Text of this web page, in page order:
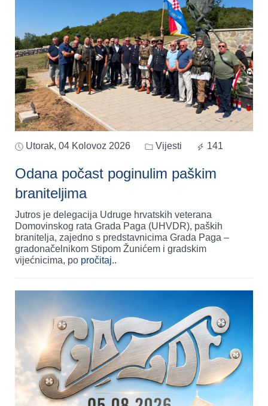
Utorak, 04 Kolovoz 2026 Vijesti 141
Odana počast poginulim paškim
braniteljima
Jutros je delegacija Udruge hrvatskih veterana
Domovinskog rata Grada Paga (UHVDR), paških
branitelja, zajedno s predstavnicima Grada Paga –
gradonačelnikom Stipom Žunićem i gradskim
vijećnicima, po pročitaj..